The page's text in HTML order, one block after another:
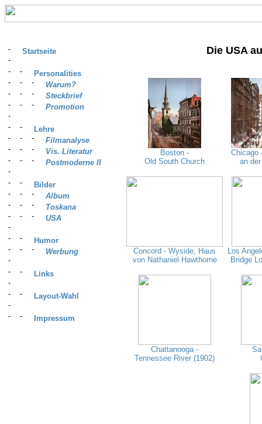
Startseite
Personalities
Warum?
Steckbrief
Promotion
Lehre
Filmanalyse
Vis. Literatur
Postmoderne II
Bilder
Album
Toskana
USA
Humor
Werbung
Links
Layout-Wahl
Impressum
Die USA
Boston -
Old South Church
Chicago
an
Concord - Wyside, Haus
von Nathaniel Hawthorne
Los
Bridge
Chattanooga -
Tennessee River (1902)